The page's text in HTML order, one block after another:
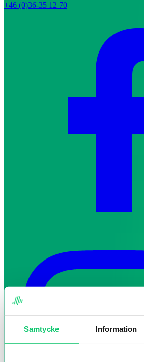
Samtycke Information
+46 (0)36-35 12 70